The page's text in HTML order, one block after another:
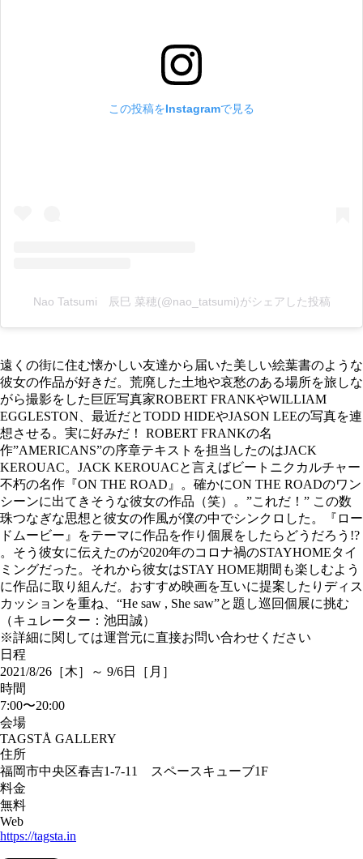
この投稿をInstagramで見る
Nao Tatsumi 辰巳 菜穂(@nao_tatsumi)がシェアした投稿
遠くの街に住む懐かしい友達から届いた美しい絵葉書のような
彼女の作品が好きだ。荒廃した土地や哀愁のある場所を旅しな
がら撮影をした巨匠写真家ROBERT FRANKやWILLIAM
EGGLESTON、最近だとTODD HIDEやJASON LEEの写真を連
想させる。実に好みだ！ ROBERT FRANKの名
作”AMERICANS”の序章テキストを担当したのはJACK
KEROUAC。JACK KEROUACと言えばビートニクカルチャー
不朽の名作『ON THE ROAD』。確かにON THE ROADのワン
シーンに出てきそうな彼女の作品（笑）。”これだ！” この数
珠つなぎな思想と彼女の作風が僕の中でシンクロした。『ロー
ドムービー』をテーマに作品を作り個展をしたらどうだろう!?
。そう彼女に伝えたのが2020年のコロナ禍のSTAYHOMEタイ
ミングだった。それから彼女はSTAY HOME期間も楽しむよう
に作品に取り組んだ。おすすめ映画を互いに提案したりディス
カッションを重ね、“He saw , She saw”と題し巡回個展に挑む
（キュレーター：池田誠）
※詳細に関しては運営元に直接お問い合わせください
日程
2021/8/26［木］～ 9/6日［月］
時間
7:00〜20:00
会場
TAGSTÅ GALLERY
住所
福岡市中央区春吉1-7-11 スペースキューブ1F
料金
無料
Web
https://tagsta.in